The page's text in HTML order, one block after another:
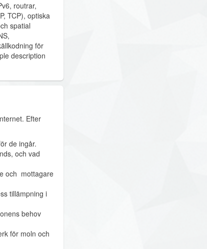
routrar,
TCP), optiska
spatial
för
description
Efter
de ingår.
och vad
och mottagare
tillämpning i
behov
för moln och